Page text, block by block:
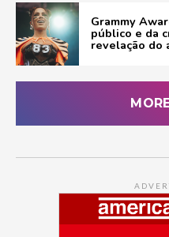
Grammy
público e da
revelação do